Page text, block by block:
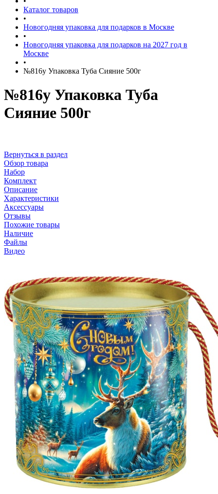
Каталог товаров
•
Новогодняя упаковка для подарков в Москве
•
Новогодняя упаковка для подарков на 2027 год в
Москве
•
№816у Упаковка Туба Сияние 500г
№816у Упаковка Туба
Сияние 500г
Вернуться в раздел
Обзор товара
Набор
Комплект
Описание
Характеристики
Аксессуары
Отзывы
Похожие товары
Наличие
Файлы
Видео